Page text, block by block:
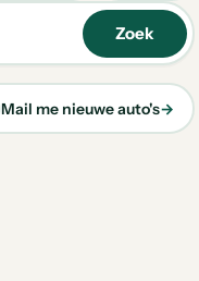
Zoek
Mail me nieuwe auto's→